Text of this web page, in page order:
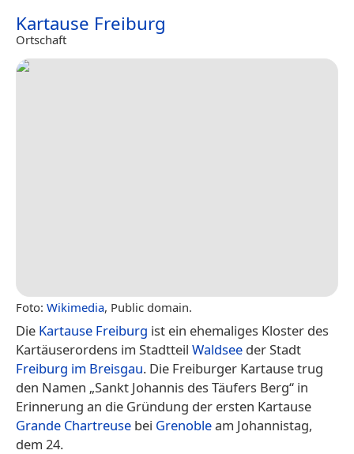
Kartause Freiburg
Ortschaft
Foto: Wikimedia, Public domain.
Die Kartause Freiburg ist ein ehemaliges Kloster des
Kartäuserordens im Stadtteil Waldsee der Stadt
Freiburg im Breisgau. Die Freiburger Kartause trug
den Namen „Sankt Johannis des Täufers Berg“ in
Erinnerung an die Gründung der ersten Kartause
Grande Chartreuse bei Grenobleam Johannistag,
dem 24.